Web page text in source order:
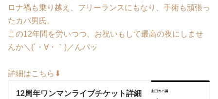
ロナ禍も乗り越え、フリーランスにもなり、手術も頑張っ
たカバ男氏。
この12年間を労いつつ、お祝いもして最高の夜にしませ
んか＼(´・∀・｀)／んバッ
詳細はこちら⬇
12周年ワンマンライブチケット詳細